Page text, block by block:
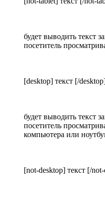
будет выводить текст
посетитель
[desktop] текст [/
будет выводить текст
посетитель
компьютера или
[not-desktop] текст [/